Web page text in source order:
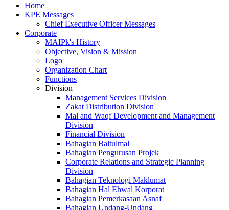
Home
KPE Messages
Chief Executive Officer Messages
Corporate
MAIPk's History
Objective, Vision & Mission
Logo
Organization Chart
Functions
Division
Management Services Division
Zakat Distribution Division
Mal and Waqf Development and Management
Division
Financial Division
Bahagian Baitulmal
Bahagian Pengurusan Projek
Corporate Relations and Strategic Planning
Division
Bahagian Teknologi Maklumat
Bahagian Hal Ehwal Korporat
Bahagian Pemerkasaan Asnaf
Bahagian Undang-Undang